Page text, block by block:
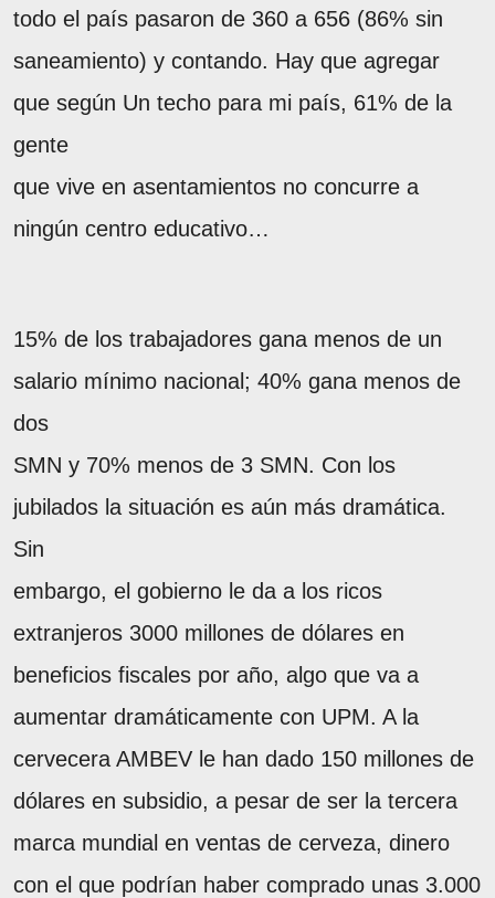
todo el país pasaron de 360 a 656 (86% sin
saneamiento) y contando. Hay que agregar
que según Un techo para mi país, 61% de la
gente
que vive en asentamientos no concurre a
ningún centro educativo…
15% de los trabajadores gana menos de un
salario mínimo nacional; 40% gana menos de
dos
SMN y 70% menos de 3 SMN. Con los
jubilados la situación es aún más dramática.
Sin
embargo, el gobierno le da a los ricos
extranjeros 3000 millones de dólares en
beneficios fiscales por año, algo que va a
aumentar dramáticamente con UPM. A la
cervecera AMBEV le han dado 150 millones de
dólares en subsidio, a pesar de ser la tercera
marca mundial en ventas de cerveza, dinero
con el que podrían haber comprado unas 3.000